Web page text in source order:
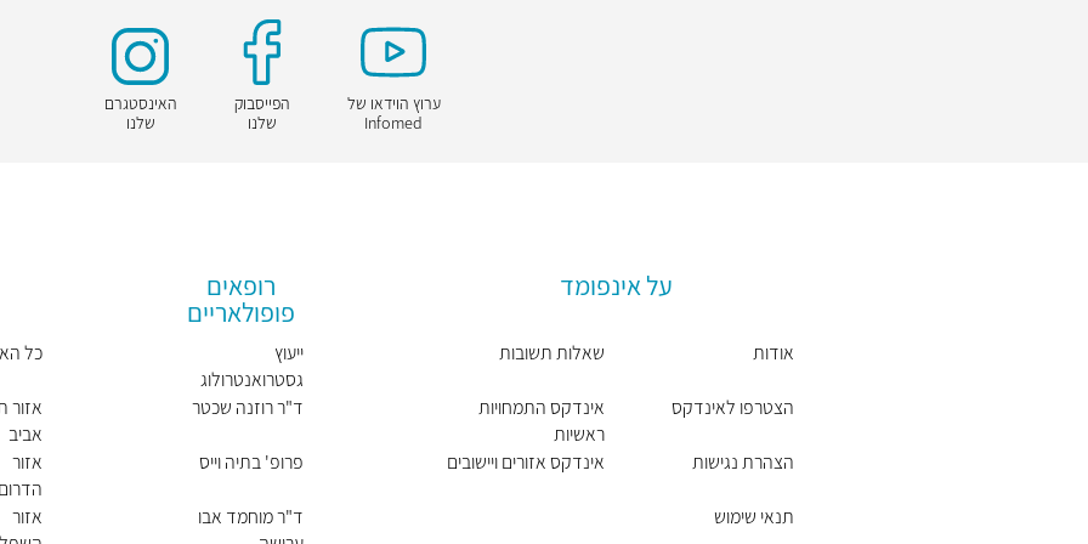
ערוץ הוידאו של
Infomed
הפייסבוק
שלנו
האינסטגרם
שלנו
על אינפומד
אודות
הצטרפו לאינדקס
הצהרת נגישות
תנאי שימוש
שאלות תשובות
אינדקס התמחויות
ראשיות
אינדקס אזורים ויישובים
רופאים
פופולאריים
ייעוץ
גסטרואנטרולוג
בשיחת וידאו
ד"ר רוזנה שכטר
פרופ' בתיה וייס
ד"ר מוחמד אבו
כל
אזור
אביב
אזור
הדרום
אזור